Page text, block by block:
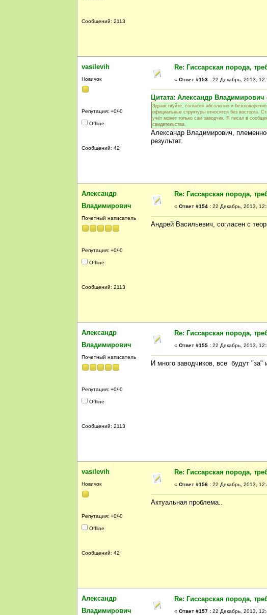
Сообщений: 2113
vasilevih
Новичок
Репутация: +0/-0
Offline
Сообщений: 42
Re: Гиссарская порода,
« Ответ #153 : 22 Декабрь, 2013,
Цитата: Александр Владимирович
Здравствуйте, согласен абсолютно и
официальные структуры относятся без восторга.
учёт может только сам заводчик. Я писал в
свидетельства.
Александр Владимирович,
результат.
Александр
Владимирович
Почетный написатель
Репутация: +0/-0
Offline
Сообщений: 2113
Re: Гиссарская порода,
« Ответ #154 : 22 Декабрь, 2013,
Андрей Васильевич, согласен с
Александр
Владимирович
Почетный написатель
Репутация: +0/-0
Offline
Сообщений: 2113
Re: Гиссарская порода,
« Ответ #155 : 22 Декабрь, 2013,
И много заводчиков, все будут "за"
vasilevih
Новичок
Репутация: +0/-0
Offline
Сообщений: 42
Re: Гиссарская порода,
« Ответ #156 : 22 Декабрь, 2013,
Актуальная проблема..
Александр
Владимирович
Re: Гиссарская порода,
« Ответ #157 : 22 Декабрь, 2013,